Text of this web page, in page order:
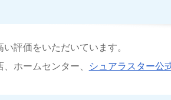
評価をいただいています。
ホームセンター、
シュアラスター公